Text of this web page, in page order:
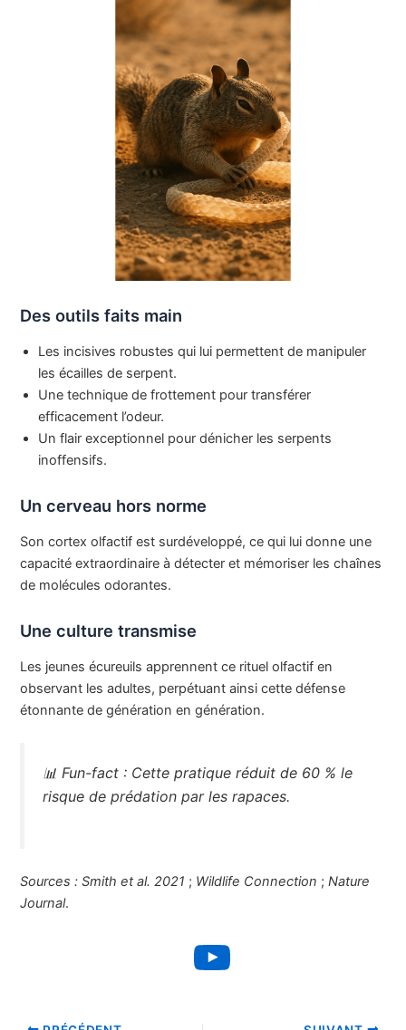
Des outils faits main
Les incisives robustes qui lui permettent de manipuler
les écailles de serpent.
Une technique de frottement pour transférer
efficacement l’odeur.
Un flair exceptionnel pour dénicher les serpents
inoffensifs.
Un cerveau hors norme
Son cortex olfactif est surdéveloppé, ce qui lui donne une
capacité extraordinaire à détecter et mémoriser les chaînes
de molécules odorantes.
Une culture transmise
Les jeunes écureuils apprennent ce rituel olfactif en
observant les adultes, perpétuant ainsi cette défense
étonnante de génération en génération.
📊 Fun-fact : Cette pratique réduit de 60 % le
risque de prédation par les rapaces.
Sources : Smith et al. 2021 ; Wildlife Connection ;Nature
Journal.
YouTube